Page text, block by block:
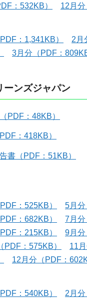
：532KB）
12月分
：1,341KB）
2月
3月分（PDF：809KB
ーンズジャパン
PDF：48KB）
：418KB）
書（PDF：51KB）
：525KB）
5月分
：682KB）
7月分
：215KB）
9月分
PDF：575KB）
11
12月分（PDF：
：540KB）
2月分